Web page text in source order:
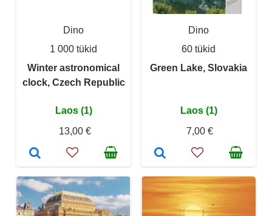
Dino
1 000 tükid
Winter astronomical
clock, Czech Republic
Laos (1)
13,00 €
Dino
60 tükid
Green Lake, Slovakia
Laos (1)
7,00 €